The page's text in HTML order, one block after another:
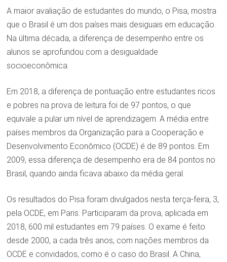
A maior avaliação de estudantes do mundo, o Pisa, mostra
que o Brasil é um dos países mais desiguais em educação.
Na última década, a diferença de desempenho entre os
alunos se aprofundou com a desigualdade
socioeconômica.
Em 2018, a diferença de pontuação entre estudantes ricos
e pobres na prova de leitura foi de 97 pontos, o que
equivale a pular um nível de aprendizagem. A média entre
países membros da Organização para a Cooperação e
Desenvolvimento Econômico (OCDE) é de 89 pontos. Em
2009, essa diferença de desempenho era de 84 pontos no
Brasil, quando ainda ficava abaixo da média geral.
Os resultados do Pisa foram divulgados nesta terça-feira, 3,
pela OCDE, em Paris. Participaram da prova, aplicada em
2018, 600 mil estudantes em 79 países. O exame é feito
desde 2000, a cada três anos, com nações membros da
OCDE e convidados, como é o caso do Brasil. A China,